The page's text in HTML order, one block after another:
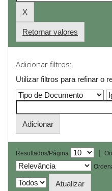
Retornar valores
Adicionar filtros:
Utilizar filtros para refinar o
Resultados/Página |